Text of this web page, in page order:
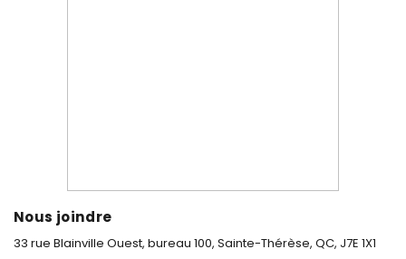
Nous joindre
33 rue Blainville Ouest, bureau 100, Sainte-Thérèse, QC, J7E 1X1